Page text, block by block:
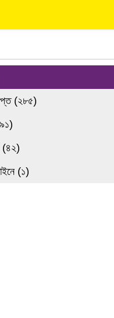
(২৮৫)
(৪২)
(১)